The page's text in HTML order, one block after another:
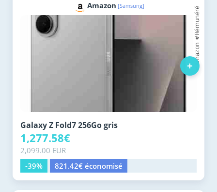
Amazon [Samsung]
Galaxy Z Fold7 256Go gris
1,277.58€
2,099.00 EUR
-39%
821.42€ économisé
+